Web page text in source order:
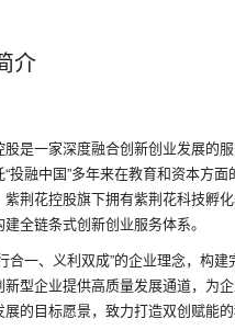
介
股是一家深度融合创新创业发展的
“投融中国”多年来在教育和资本方
紫荆花控股旗下拥有紫荆花科技孵
全链条式创新创业服务体系。
合一、义利双成”的企业理念，构
新型企业提供高质量发展通道，为
的目标愿景，致力打造双创赋能